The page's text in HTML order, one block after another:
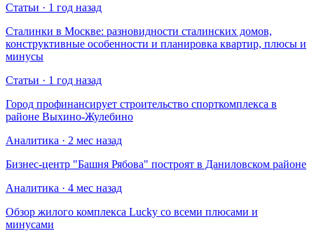
Статьи · 1 год назад
Сталинки в Москве: разновидности сталинских домов,
конструктивные особенности и планировка квартир, плюсы и
минусы
Статьи · 1 год назад
Город профинансирует строительство спорткомплекса в
районе Выхино-Жулебино
Аналитика · 2 мес назад
Бизнес-центр "Башня Рябова" построят в Даниловском районе
Аналитика · 4 мес назад
Обзор жилого комплекса Lucky со всеми плюсами и
минусами